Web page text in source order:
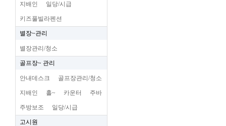
지배인 일당/시급
키즈풀빌라펜션
별장~관리
별장관리/청소
골프장~ 관리
안내데스크 골프장관리/청소
지배인 홀~ 카운터 주바
주방보조 일당/시급
고시원